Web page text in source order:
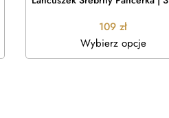
109 zł
Wybierz opcje